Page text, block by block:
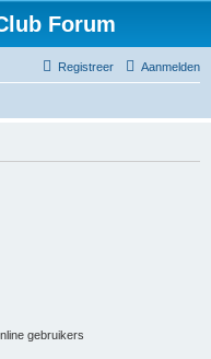
Forum
Aanmelden
Registreer
gebruikers